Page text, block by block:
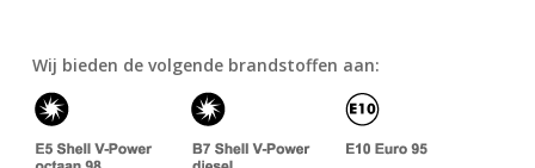
Wij bieden de volgende brandstoffen aan: